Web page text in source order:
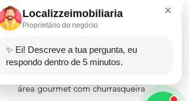
possui:
3 quartos
1 banheiro
1 sala
área gourmet com churrasqueira
×
Localizzeimobiliaria
Proprietário do negócio
✨ Ei! Descreve a tua pergunta, eu
respondo dentro de 5 minutos.